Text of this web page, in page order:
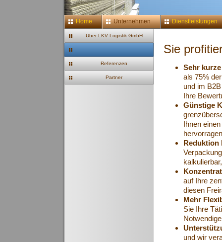
Home Unternehmen Dienstleistungen
Über LKV Logistik GmbH
Referenzen
Partner
Sie
Sehr
als 75%
und im
Ihre
Günstige
Ihnen
Reduktion
auf Ihre
diesen
Mehr
Sie Ihre
und wir